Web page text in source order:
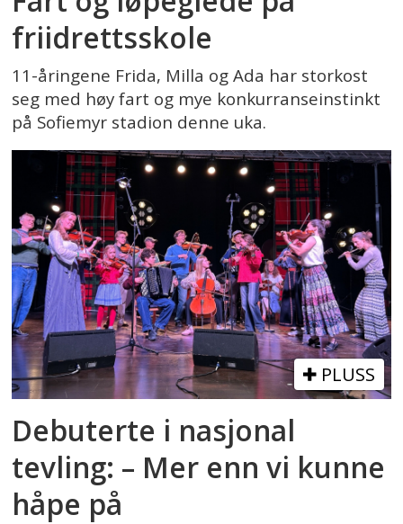
friidrettsskole
11-åringene Frida, Milla og Ada har storkost
seg med høy fart og mye konkurranseinstinkt
på Sofiemyr stadion denne uka.
PLUSS
Debuterte i nasjonal
tevling: – Mer enn vi kunne
håpe på